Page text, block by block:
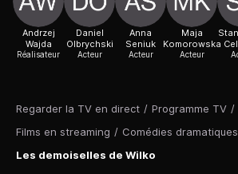
Regarder la TV en direct / Programme TV /
Films en streaming / Comédies dramatiques
Les demoiselles de Wilko
Andrzej
Wajda
Réalisateur
Daniel
Olbrychski
Acteur
Anna
Seniuk
Acteur
Maja
Komorowska
Acteur